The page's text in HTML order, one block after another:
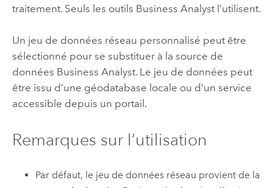
traitement. Seuls les outils Business Analystl’utilisent.
Un jeu de données réseau personnalisé peut être
sélectionné pour se substituer à la source de
données Business Analyst. Le jeu de données peut
être issu d’une géodatabase locale ou d’un service
accessible depuis un portail.
Remarques sur l’utilisation
Par défaut, le jeu de données réseau provient de la